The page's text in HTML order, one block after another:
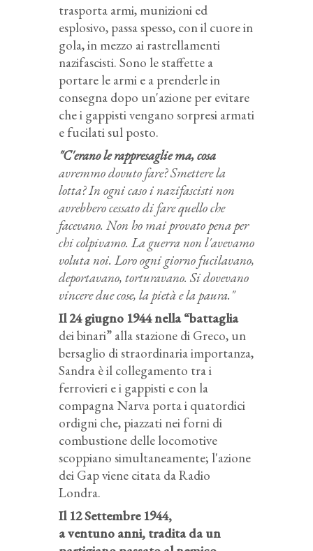
trasporta armi, munizioni ed
esplosivo, passa spesso, con il cuore in
gola, in mezzo ai rastrellamenti
nazifascisti. Sono le staffette a
portare le armi e a prenderle in
consegna dopo un'azione per evitare
che i gappisti vengano sorpresi armati
e fucilati sul posto.
"C'erano le rappresaglie ma, cosa
avremmo dovuto fare? Smettere la
lotta? In ogni caso i nazifascisti non
avrebbero cessato di fare quello che
facevano. Non ho mai provato pena per
chi colpivamo. La guerra non l'avevamo
voluta noi. Loro ogni giorno fucilavano,
deportavano, torturavano. Si dovevano
vincere due cose, la pietà e la paura."
Il 24 giugno 1944 nella “battaglia
dei binari” alla stazione di Greco, un
bersaglio di straordinaria importanza,
Sandra è il collegamento tra i
ferrovieri e i gappisti e con la
compagna Narva porta i quatordici
ordigni che, piazzati nei forni di
combustione delle locomotive
scoppiano simultaneamente; l'azione
dei Gap viene citata da Radio
Londra.
Il 12 Settembre 1944,
a ventuno anni, tradita da un